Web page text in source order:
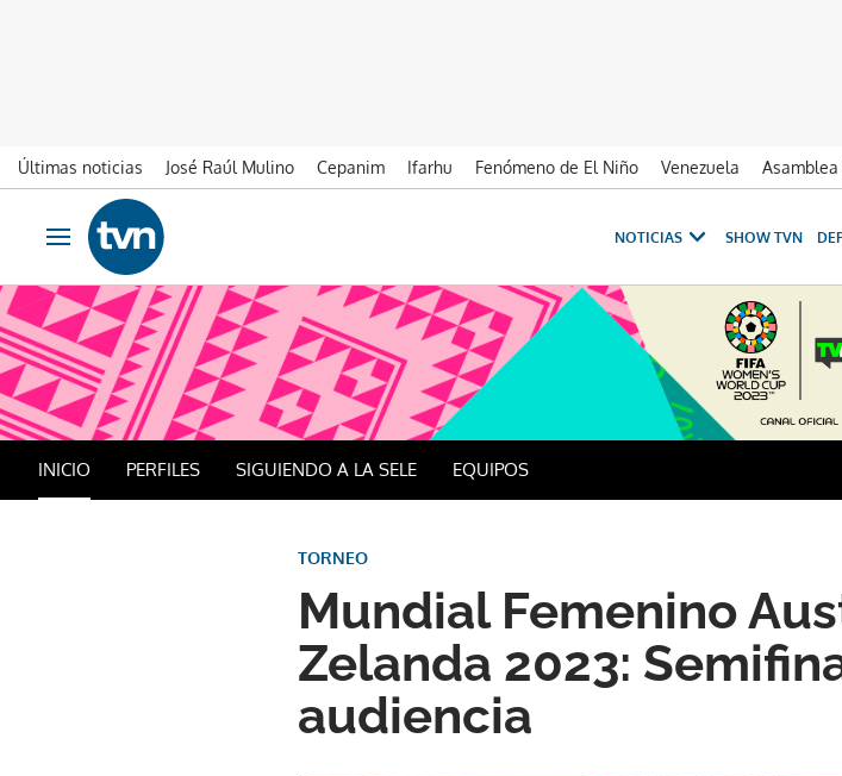
Últimas noticias José Raúl Mulino Cepanim Ifarhu Fenómeno de El Niño Venezuela
Ir al contenido
Obrir navegació
NOTICIAS SHOW TVN
INICIO PERFILES SIGUIENDO A LA SELE EQUIPOS
Mundial Femenino
Zelanda 2023:
audiencia
TORNEO